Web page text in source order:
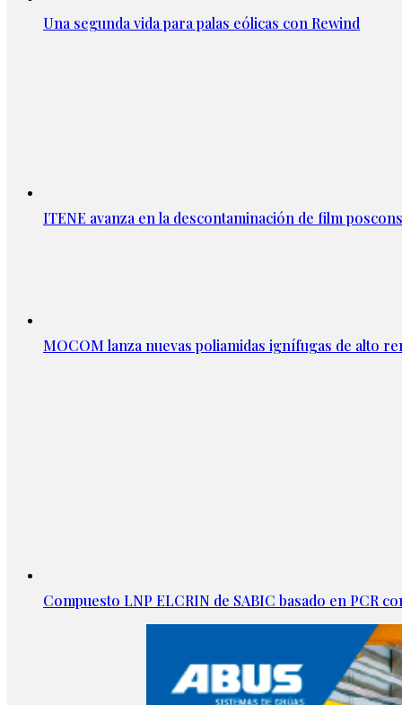
Una segunda vida para palas eólicas con Rewind
ITENE avanza en la descontaminación de film
MOCOM lanza nuevas poliamidas ignífugas de alto
Compuesto LNP ELCRIN de SABIC basado en PCR